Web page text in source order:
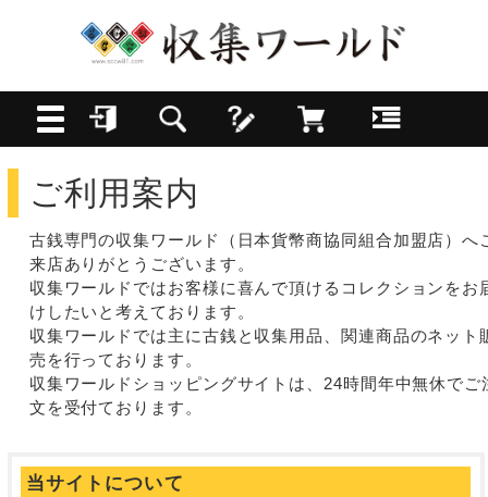
ご利用案内
古銭専門の収集ワールド（日本貨幣商協同組合加盟店）へ
来店ありがとうございます。
収集ワールドではお客様に喜んで頂けるコレクションをお
けしたいと考えております。
収集ワールドでは主に古銭と収集用品、関連商品のネット
売を行っております。
収集ワールドショッピングサイトは、24時間年中無休でご
文を受付ております。
当サイトについて